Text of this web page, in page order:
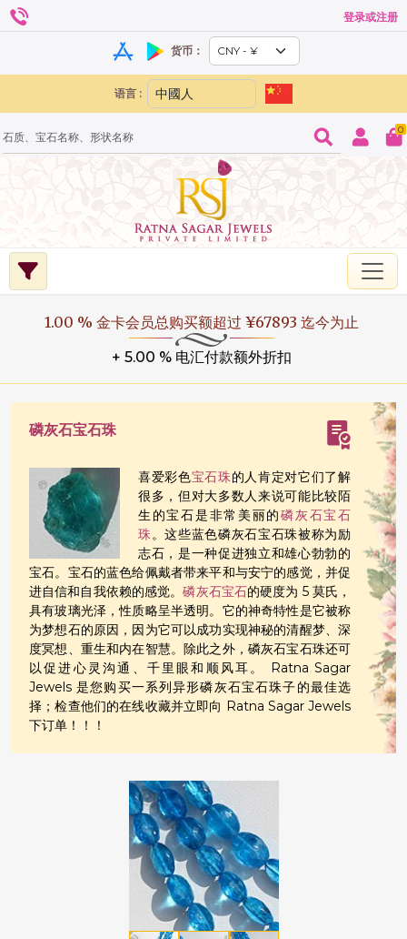
登录或注册
货币：
语言 :
0
1.00 % 金卡会员总购买额超过 ¥67893 迄今为止
+ 5.00 % 电汇付款额外折扣
磷灰石宝石珠
喜爱彩色宝石珠的人肯定对它们了解
很多，但对大多数人来说可能比较陌
生的宝石是非常美丽的磷灰石宝石
珠。这些蓝色磷灰石宝石珠被称为励
志石，是一种促进独立和雄心勃勃的
宝石。宝石的蓝色给佩戴者带来平和与安宁的感觉，并促
进自信和自我依赖的感觉。磷灰石宝石的硬度为 5 莫氏，
具有玻璃光泽，性质略呈半透明。它的神奇特性是它被称
为梦想石的原因，因为它可以成功实现神秘的清醒梦、深
度冥想、重生和内在智慧。除此之外，磷灰石宝石珠还可
以促进心灵沟通、千里眼和顺风耳。 Ratna Sagar
Jewels 是您购买一系列异形磷灰石宝石珠子的最佳选
择；检查他们的在线收藏并立即向 Ratna Sagar Jewels
下订单！！！